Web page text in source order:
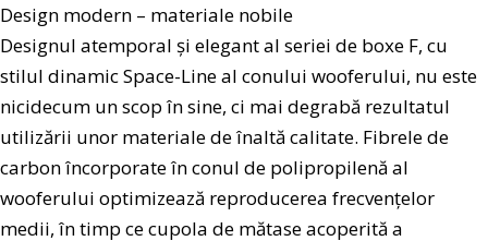
Design modern – materiale nobile
Designul atemporal și elegant al seriei de boxe F, cu
stilul dinamic Space-Line al conului wooferului, nu este
nicidecum un scop în sine, ci mai degrabă rezultatul
utilizării unor materiale de înaltă calitate. Fibrele de
carbon încorporate în conul de polipropilenă al
wooferului optimizează reproducerea frecvențelor
medii, în timp ce cupola de mătase acoperită a